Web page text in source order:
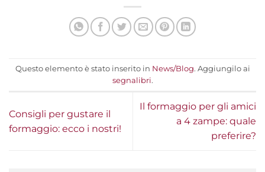
Questo elemento è stato inserito in News/Blog. Aggiungilo ai
segnalibri.
Consigli per gustare il
formaggio: ecco i nostri!
Il formaggio per gli amici
a 4 zampe: quale
preferire?